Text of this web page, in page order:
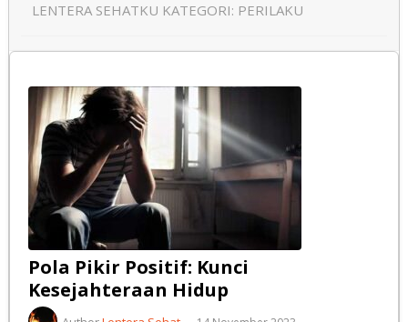
LENTERA SEHATKU KATEGORI: PERILAKU
Pola Pikir Positif: Kunci
Kesejahteraan Hidup